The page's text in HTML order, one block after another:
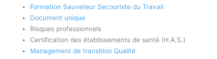
Formation Sauveteur Secouriste du Travail
Document unique
Risques professionnels
Certification des établissements de santé (H.A.S.)
Management de transition Qualité